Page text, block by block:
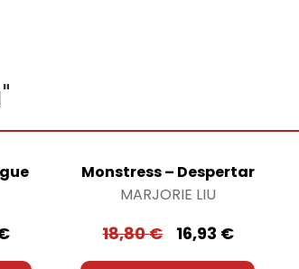
Monstress – Despertar
MARJORIE LIU
18,80€ 16,93 €